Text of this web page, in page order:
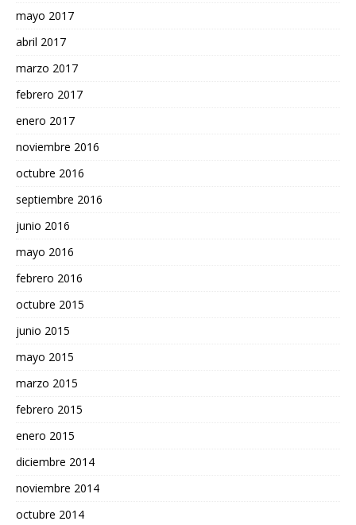
mayo 2017
abril 2017
marzo 2017
febrero 2017
enero 2017
noviembre 2016
octubre 2016
septiembre 2016
junio 2016
mayo 2016
febrero 2016
octubre 2015
junio 2015
mayo 2015
marzo 2015
febrero 2015
enero 2015
diciembre 2014
noviembre 2014
octubre 2014